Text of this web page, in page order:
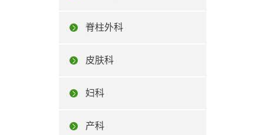
脊柱外科
皮肤科
妇科
产科